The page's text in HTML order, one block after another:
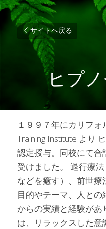
サイトへ戻る
ヒプ
１９９７年にカリフ
Training Institute より
認定授与。同校にて
受けました。 退行療
などを癒す）、前世
目的やテーマ、人と
からの実績と経験が
は、リラックスした